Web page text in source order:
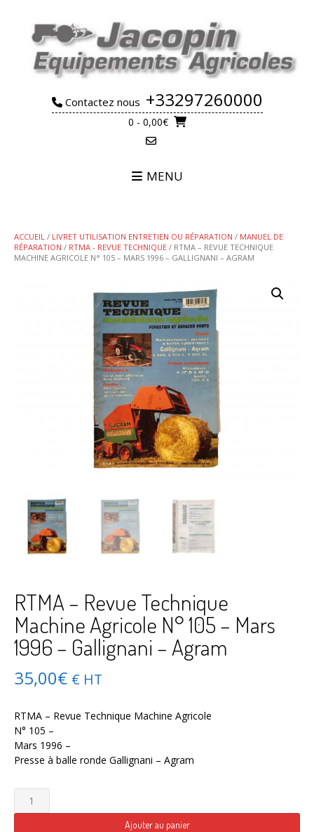
content
Contactez nous +33297260000
0 - 0,00€
MENU
ACCUEIL / LIVRET UTILISATION ENTRETIEN OU RÉPARATION / MANUEL DE
RÉPARATION / RTMA - REVUE TECHNIQUE / RTMA – REVUE TECHNIQUE
MACHINE AGRICOLE N° 105 – MARS 1996 – GALLIGNANI – AGRAM
RTMA – Revue Technique
Machine Agricole N° 105 – Mars
1996 – Gallignani – Agram
35,00€ € HT
RTMA – Revue Technique Machine Agricole
N° 105 –
Mars 1996 –
Presse à balle ronde Gallignani – Agram
quantité
de
Ajouter au panier